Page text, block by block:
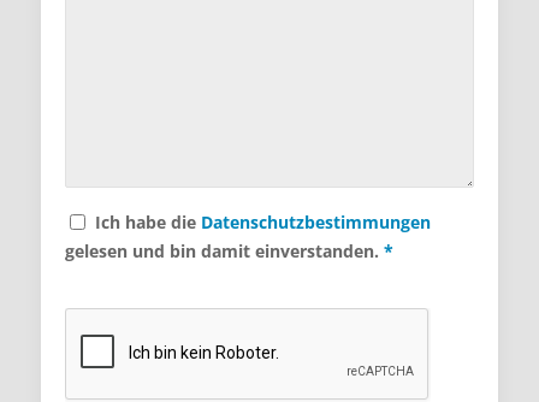
Ich habe die Datenschutzbestimmungen
gelesen und bin damit einverstanden. *